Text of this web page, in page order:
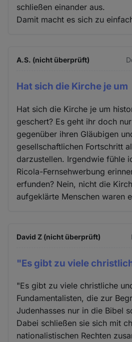
schließen einander aus.
Damit macht es sich zu
A.S. (nicht überprüft)
Hat sich die Kirche je um
Hat sich die Kirche je um
geschert? Es geht ihr doch
gegenüber ihren Gläubigen
gesellschaftlichen Fortschritt
darzustellen. Irgendwie fühle
Ricola-Fernsehwerbung
erfunden? Nein, nicht die
aufgeklärte Menschen waren
David Z (nicht überprüft)
"Es gibt zu viele
"Es gibt zu viele christliche
Fundamentalisten, die zur
Judenhasses nur in die Bibel
Dabei schließen sie sich mit
nationalistischen Rechten